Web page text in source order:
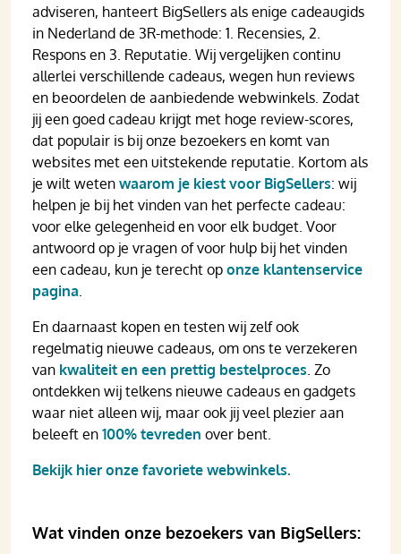
adviseren, hanteert BigSellers als enige cadeaugids
in Nederland de 3R-methode: 1. Recensies, 2.
Respons en 3. Reputatie. Wij vergelijken continu
allerlei verschillende cadeaus, wegen hun reviews
en beoordelen de aanbiedende webwinkels. Zodat
jij een goed cadeau krijgt met hoge review-scores,
dat populair is bij onze bezoekers en komt van
websites met een uitstekende reputatie. Kortom als
je wilt weten waarom je kiest voor BigSellers: wij
helpen je bij het vinden van het perfecte cadeau:
voor elke gelegenheid en voor elk budget. Voor
antwoord op je vragen of voor hulp bij het vinden
een cadeau, kun je terecht op onze klantenservice
pagina
En daarnaast kopen en testen wij zelf ook
regelmatig nieuwe cadeaus, om ons te verzekeren
van kwaliteit en een prettig bestelproces . Zo
ontdekken wij telkens nieuwe cadeaus en gadgets
waar niet alleen wij, maar ook jij veel plezier aan
beleeft en 100% tevreden over bent.
Bekijk hier onze favoriete webwinkels.
Wat vinden onze bezoekers van BigSellers: